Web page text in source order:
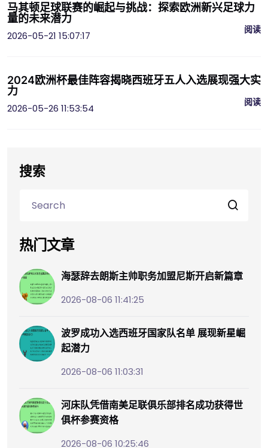
马其顿足球联赛的崛起与挑战：探索欧洲新兴足球力
量的未来潜力
2026-05-21 15:07:17
阅读
2024欧洲杯最佳阵容揭晓西班牙五人入选展现强大实
力
2026-05-26 11:53:54
阅读
搜索
热门文章
海瑟辞去朗斯主帅职务加盟尼斯开启新篇章
2026-08-06 11:41:25
波罗成功入选西班牙国家队名单 展现新星崛
起潜力
2026-08-06 11:03:31
河床队凭借南美足联俱乐部排名成功获得世
俱杯参赛资格
2026-08-06 10:25:46